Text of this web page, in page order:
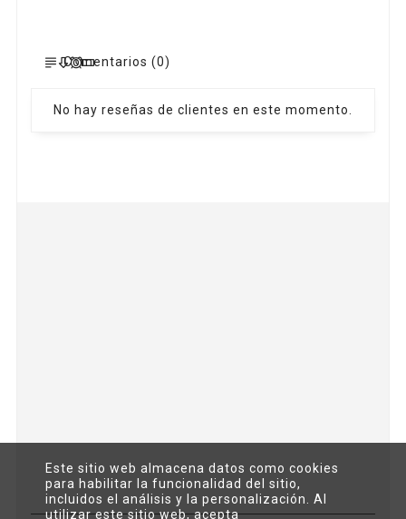
Comentarios (0)
No hay reseñas de clientes en este momento.
Este sitio web almacena datos como cookies
para habilitar la funcionalidad del sitio,
incluidos el análisis y la personalización. Al
utilizar este sitio web, acepta